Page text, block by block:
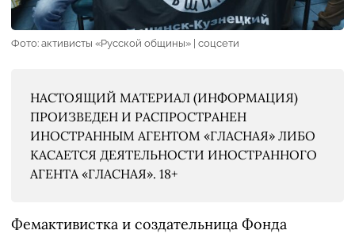
Фото: активисты «Русской общины» | соцсети
НАСТОЯЩИЙ МАТЕРИАЛ (ИНФОРМАЦИЯ)
ПРОИЗВЕДЕН И РАСПРОСТРАНЕН
ИНОСТРАННЫМ АГЕНТОМ «ГЛАСНАЯ» ЛИБО
КАСАЕТСЯ ДЕЯТЕЛЬНОСТИ ИНОСТРАННОГО
АГЕНТА «ГЛАСНАЯ». 18+
Фемактивистка и создательница Фонда